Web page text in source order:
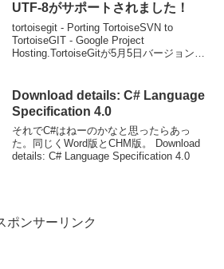
UTF-8がサポートされました！
tortoisegit - Porting TortoiseSVN to
TortoiseGIT - Google Project
Hosting.TortoiseGitが5月5日バージョンア
Download details: C# Language
Specification 4.0
それでC#はねーのかなと思ったらあっ
た。同じくWord版とCHM版。 Download
details: C# Language Specification 4.0
ポンサーリンク